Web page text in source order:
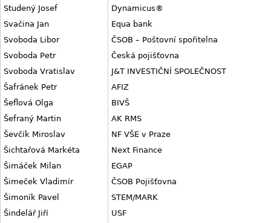
Studený Josef
Dynamicus®
Svačina Jan
Equa bank
Svoboda Libor
ČSOB – Poštovní spořitelna
Svoboda Petr
Česká pojišťovna
Svoboda Vratislav
J&T INVESTIČNÍ SPOLEČNOST
Šafránek Petr
AFIZ
Šeflová Olga
BIVŠ
Šefraný Martin
AK RMS
Ševčík Miroslav
NF VŠE v Praze
Šichtařová Markéta
Next Finance
Šimáček Milan
EGAP
Šimeček Vladimír
ČSOB Pojišťovna
Šimoník Pavel
STEM/MARK
Šindelář Jiří
USF